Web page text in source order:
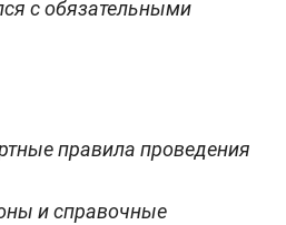
с обязательными
правила проведения
и справочные